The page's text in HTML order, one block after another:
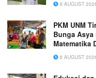
8 AUGUST
PKM UNM
Bunga Asya
Matematika
8 AUGUST